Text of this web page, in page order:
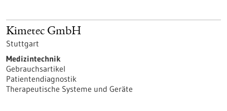
Kimetec GmbH
Stuttgart
Medizintechnik
Gebrauchsartikel
Patientendiagnostik
Therapeutische Systeme und Geräte